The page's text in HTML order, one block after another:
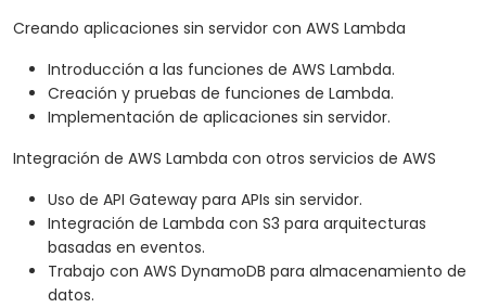
Creando aplicaciones sin servidor con AWS Lambda
Introducción a las funciones de AWS Lambda.
Creación y pruebas de funciones de Lambda.
Implementación de aplicaciones sin servidor.
Integración de AWS Lambda con otros servicios de AWS
Uso de API Gateway para APIs sin servidor.
Integración de Lambda con S3 para arquitecturas
basadas en eventos.
Trabajo con AWS DynamoDB para almacenamiento de
datos.